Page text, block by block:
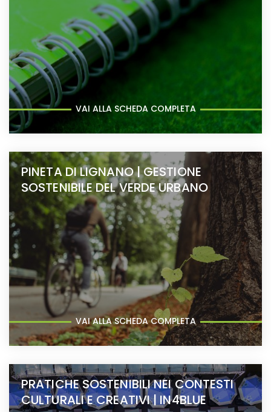
VAI ALLA SCHEDA COMPLETA
PINETA DI LIGNANO | GESTIONE
SOSTENIBILE DEL VERDE URBANO
VAI ALLA SCHEDA COMPLETA
PRATICHE SOSTENIBILI NEI CONTESTI
CULTURALI E CREATIVI | IN4BLUE